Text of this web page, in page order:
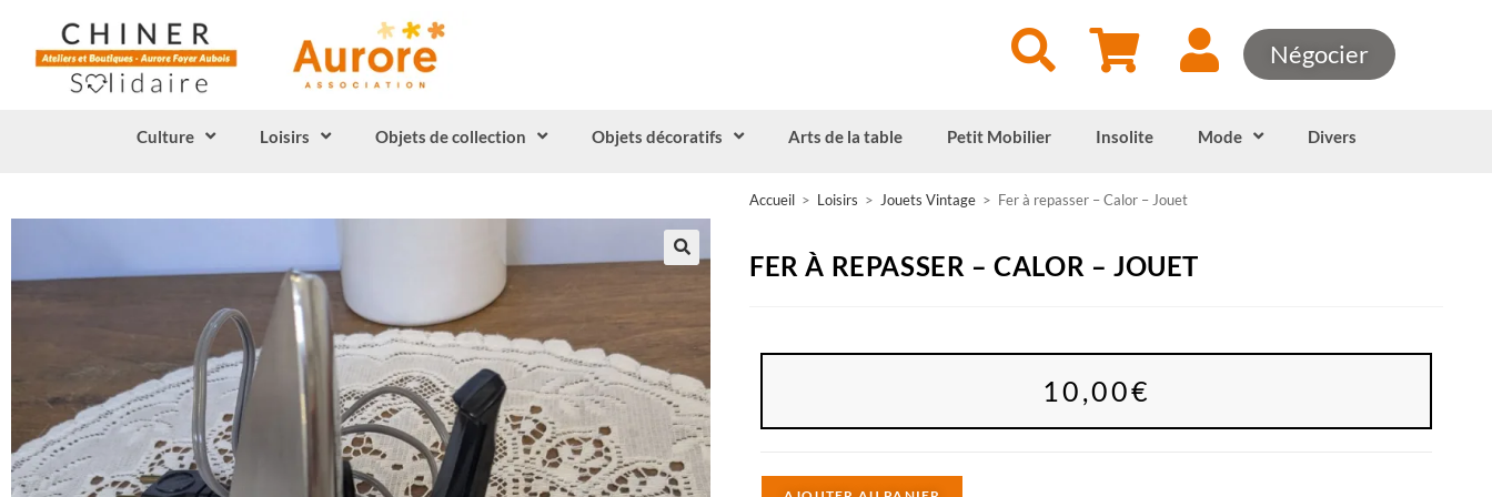
Négocier
Culture Loisirs Objets de collection Objets décoratifs Arts de la table Petit Mobilier Insolite Mode Divers
Accueil > Loisirs > Jouets Vintage > Fer à repasser – Calor – Jouet
FER À REPASSER – CALOR – JOUET
10,00€